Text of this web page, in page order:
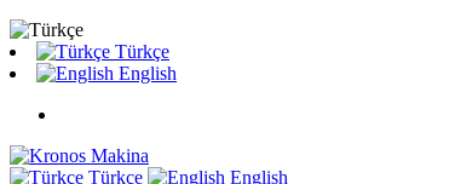
Türkçe
English
Türkçe English